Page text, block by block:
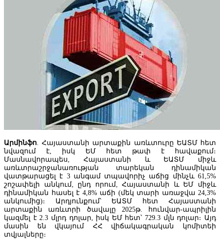
Հայաստանում ագրոապահովագրությունն ակտիվանում է
Ռուսաստանից Հայաստան Ադրբեջանի միջոցով իրականացվել է
մեկ տարանցիկ բեռ։
Արմինֆո . Հայաստանի արտաքին առևտուրը ԵԱՏՄ հետ
նվազում է, իսկ ԵՄ հետ թափ է հավաքում։
Մասնավորապես, Հայաստանի և ԵԱՏՄ միջև
առևտրաշրջանառության տարեկան դինամիկան
վատթարացել է 3 անգամ տպավորիչ աճից մինչև 61,5%
շոշափելի անկում, ընդ որում, Հայաստանի և ԵՄ միջև
դինամիկան հասել է 4,8% աճի (մեկ տարի առաջվա 24,3%
անկումից)։ Արդյունքում՝ ԵԱՏՄ հետ Հայաստանի
արտաքին առևտրի ծավալը 2025թ. հունվար-ապրիլին
կազմել է 2.3 մլրդ դոլար, իսկ ԵՄ հետ՝ 729.3 մլն դոլար։ Այդ
մասին են վկայում ՀՀ վիճակագրական կոմիտեի
տվյալները։